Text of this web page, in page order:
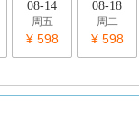
08-14
周五
¥ 598
08-18
周二
¥ 598